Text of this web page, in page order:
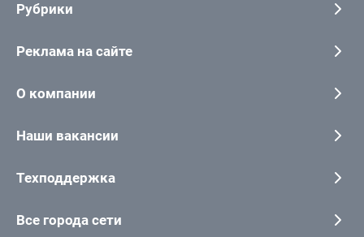
Рубрики
Реклама на сайте
О компании
Наши вакансии
Техподдержка
Все города сети